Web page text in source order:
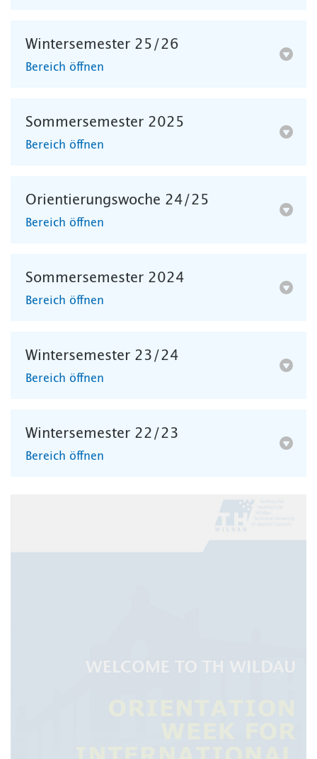
Wintersemester 25/26
Bereich öffnen
Sommersemester 2025
Bereich öffnen
Orientierungswoche 24/25
Bereich öffnen
Sommersemester 2024
Bereich öffnen
Wintersemester 23/24
Bereich öffnen
Wintersemester 22/23
Bereich öffnen